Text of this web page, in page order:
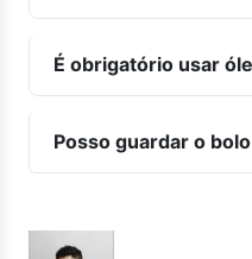
É obrigatório usar
Posso guardar o